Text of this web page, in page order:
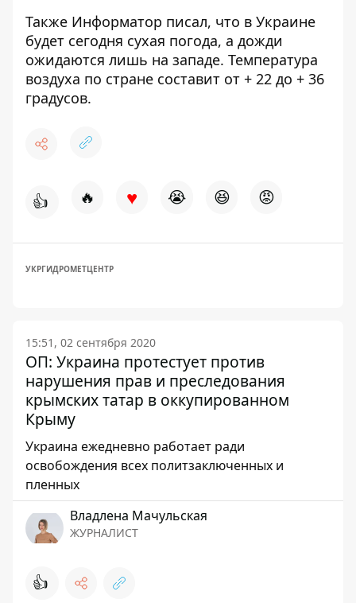
Также Информатор писал, что в Украине
будет сегодня сухая погода, а дожди
ожидаются лишь на западе. Температура
воздуха по стране составит от + 22 до + 36
градусов.
👍 🔥 ♥ 😭 😆 😡
УКРГИДРОМЕТЦЕНТР
15:51, 02 сентября 2020
ОП: Украина протестует против
нарушения прав и преследования
крымских татар в оккупированном
Крыму
Украина ежедневно работает ради
освобождения всех политзаключенных и
пленных
Владлена Мачульская
ЖУРНАЛИСТ
👍